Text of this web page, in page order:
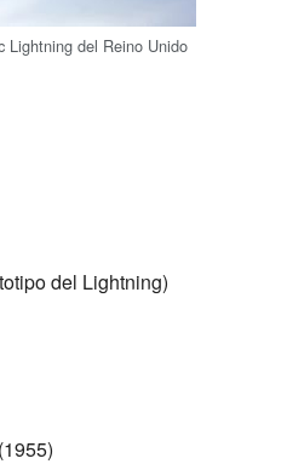
Lightning del Reino Unido
del Lightning)